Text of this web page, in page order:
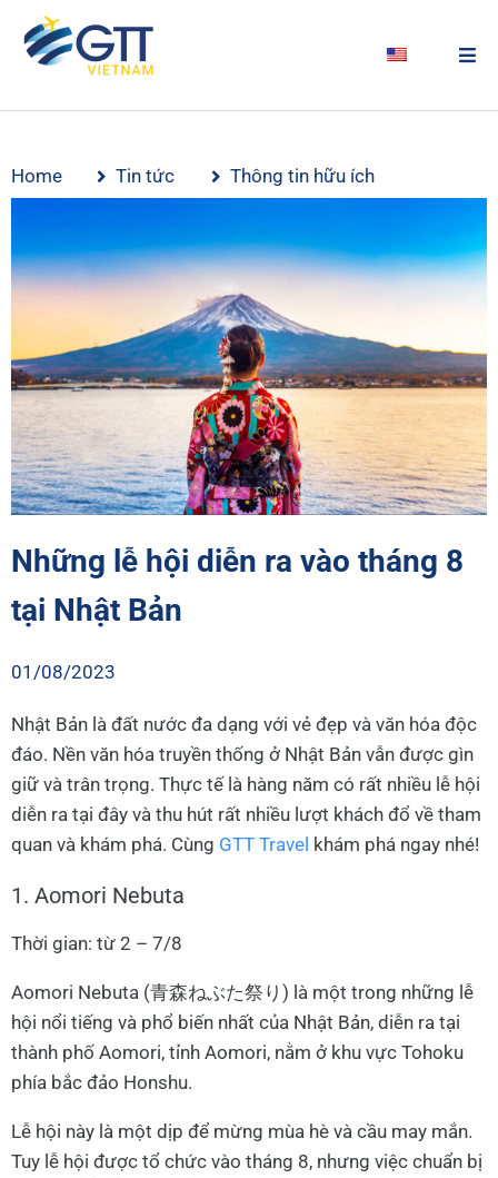
Home Tin tức Thông tin hữu ích
Những lễ hội diễn ra vào tháng 8
tại Nhật Bản
01/08/2023
Nhật Bản là đất nước đa dạng với vẻ đẹp và văn hóa độc
đáo. Nền văn hóa truyền thống ở Nhật Bản vẫn được gìn
giữ và trân trọng. Thực tế là hàng năm có rất nhiều lễ hội
diễn ra tại đây và thu hút rất nhiều lượt khách đổ về tham
quan và khám phá. Cùng GTT Travel khám phá ngay nhé!
1. Aomori Nebuta
Thời gian: từ 2 – 7/8
Aomori Nebuta (青森ねぶた祭り) là một trong những lễ
hội nổi tiếng và phổ biến nhất của Nhật Bản, diễn ra tại
thành phố Aomori, tỉnh Aomori, nằm ở khu vực Tohoku
phía bắc đảo Honshu.
Lễ hội này là một dịp để mừng mùa hè và cầu may mắn.
Tuy lễ hội được tổ chức vào tháng 8, nhưng việc chuẩn bị